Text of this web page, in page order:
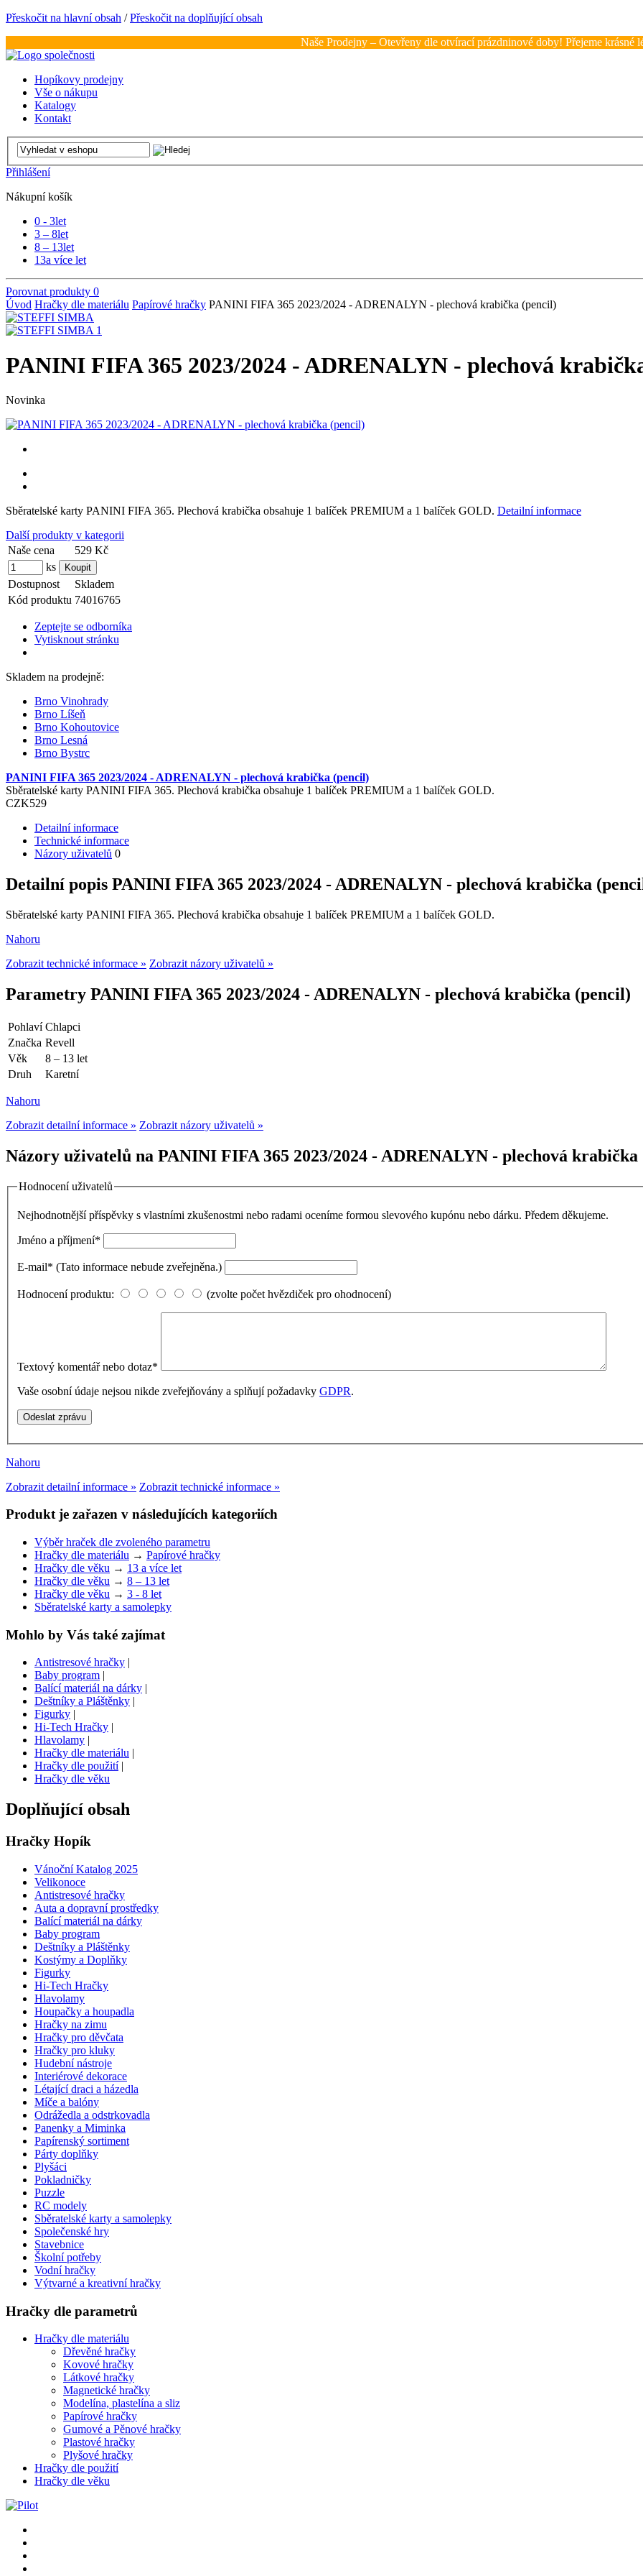
Přeskočit na hlavní obsah /Přeskočit na doplňující obsah
Naše Prodejny – Otevřeny dle otvírací prázdninové doby! Přejeme krásné
Hopíkovy prodejny
Vše o nákupu
Katalogy
Kontakt
Přihlášení
Nákupní košík
0 - 3let
3 – 8let
8 – 13let
13a více let
Porovnat produkty 0
Úvod Hračky dle materiálu Papírové hračky PANINI FIFA 365 2023/2024 - ADRENALYN - plechová krabička (pencil)
PANINI FIFA 365 2023/2024 - ADRENALYN - plechová
Novinka
Sběratelské karty PANINI FIFA 365. Plechová krabička obsahuje 1 balíček PREMIUM a 1 balíček GOLD. Detailní informace
Další produkty v kategorii
Naše cena
529 Kč
ks
Dostupnost
Skladem
Kód produktu 74016765
Zeptejte se odborníka
Vytisknout stránku
Skladem na prodejně:
Brno Vinohrady
Brno Líšeň
Brno Kohoutovice
Brno Lesná
Brno Bystrc
PANINI FIFA 365 2023/2024 - ADRENALYN - plechová krabička (pencil)
Sběratelské karty PANINI FIFA 365. Plechová krabička obsahuje 1 balíček PREMIUM a 1 balíček GOLD.
CZK529
Detailní informace
Technické informace
Názory uživatelů 0
Detailní popis PANINI FIFA 365 2023/2024 - ADRENALYN - plechová krabička
Sběratelské karty PANINI FIFA 365. Plechová krabička obsahuje 1 balíček PREMIUM a 1 balíček GOLD.
Nahoru
Zobrazit technické informace » Zobrazit názory uživatelů »
Parametry PANINI FIFA 365 2023/2024 - ADRENALYN - plechová krabička (pencil)
Pohlaví Chlapci
Značka Revell
Věk
8 – 13 let
Druh
Karetní
Nahoru
Zobrazit detailní informace » Zobrazit názory uživatelů »
Názory uživatelů na PANINI FIFA 365 2023/2024 - ADRENALYN - plechová
Hodnocení uživatelů
Nejhodnotnější příspěvky s vlastními zkušenostmi nebo radami oceníme formou slevového kupónu nebo dárku. Předem děkujeme.
Jméno a příjmení*
E-mail* (Tato informace nebude zveřejněna.)
Hodnocení produktu: (zvolte počet hvězdiček pro ohodnocení)
Textový komentář nebo dotaz*
Vaše osobní údaje nejsou nikde zveřejňovány a splňují požadavky GDPR.
Nahoru
Zobrazit detailní informace » Zobrazit technické informace »
Produkt je zařazen v následujících kategoriích
Výběr hraček dle zvoleného parametru
Hračky dle materiálu → Papírové hračky
Hračky dle věku → 13 a více let
Hračky dle věku → 8 – 13 let
Hračky dle věku → 3 - 8 let
Sběratelské karty a samolepky
Mohlo by Vás také zajímat
Antistresové hračky |
Baby program |
Balící materiál na dárky |
Deštníky a Pláštěnky |
Figurky |
Hi-Tech Hračky |
Hlavolamy |
Hračky dle materiálu |
Hračky dle použití|
Hračky dle věku
Doplňující obsah
Hračky Hopík
Vánoční Katalog 2025
Velikonoce
Antistresové hračky
Auta a dopravní prostředky
Balící materiál na dárky
Baby program
Deštníky a Pláštěnky
Kostýmy a Doplňky
Figurky
Hi-Tech Hračky
Hlavolamy
Houpačky a houpadla
Hračky na zimu
Hračky pro děvčata
Hračky pro kluky
Hudební nástroje
Interiérové dekorace
Létající draci a házedla
Míče a balóny
Odrážedla a odstrkovadla
Panenky a Miminka
Papírenský sortiment
Párty doplňky
Plyšáci
Pokladničky
Puzzle
RC modely
Sběratelské karty a samolepky
Společenské hry
Stavebnice
Školní potřeby
Vodní hračky
Výtvarné a kreativní hračky
Hračky dle parametrů
Hračky dle materiálu
Dřevěné hračky
Kovové hračky
Látkové hračky
Magnetické hračky
Modelína, plastelína a sliz
Papírové hračky
Gumové a Pěnové hračky
Plastové hračky
Plyšové hračky
Hračky dle použití
Hračky dle věku